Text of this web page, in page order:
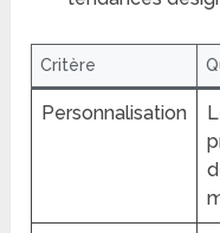
Critère
Personnalisation